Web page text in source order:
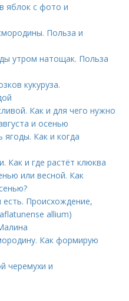
яблок с фото и
Польза и
утром натощак. Польза
кукуруза.
Как и для чего нужно
и осенью
Как и когда
Как и где растёт клюква
или весной. Как
Происхождение,
allium)
Как формирую
черемухи и